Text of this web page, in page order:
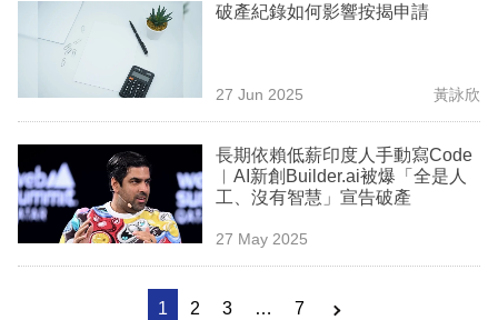
破產紀錄如何影響按揭申請
27 Jun 2025 黃詠欣
長期依賴低薪印度人手動寫Code
︳AI新創Builder.ai被爆「全是人
工、沒有智慧」宣告破產
27 May 2025
1 2 3 … 7